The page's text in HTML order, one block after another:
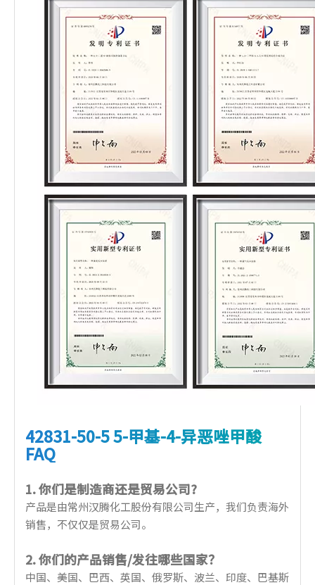
42831-50-5 5-甲基-4-异恶唑甲酸
FAQ
1. 你们是制造商还是贸易公司?
产品是由常州汉腾化工股份有限公司生产，我们负责海外
销售，不仅仅是贸易公司。
2. 你们的产品销售/发往哪些国家？
中国、美国、巴西、英国、俄罗斯、波兰、印度、巴基斯